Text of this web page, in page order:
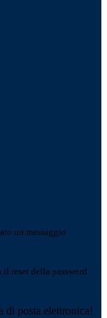
un messaggio
reset della password
di posta elettronica!